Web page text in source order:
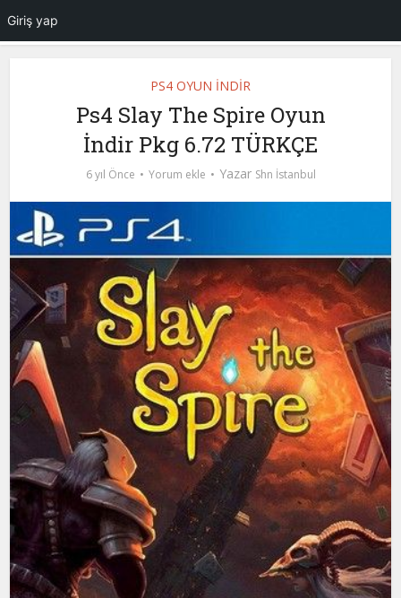
PS4 OYUN İNDİR
Ps4 Slay The Spire Oyun
İndir Pkg 6.72 TÜRKÇE
6 yıl Önce Yorum ekle Yazar Shn İstanbul
Giriş yap